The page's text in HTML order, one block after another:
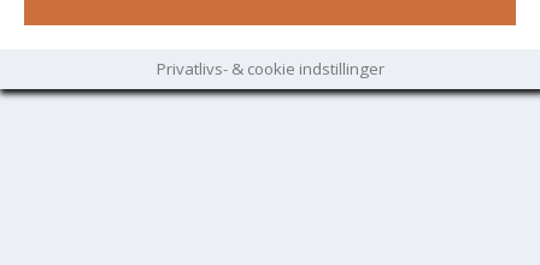
Privatlivs- & cookie indstillinger